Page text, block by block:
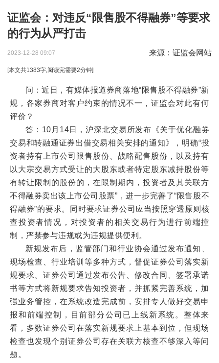
证监会：对违反“限售股不得融券”等要求
的行为从严打击
2023-12-28 09:07 来源：证监会网站
[本文共1383字,阅读完需要2分钟]
问：近日，有媒体报道券商落地“限售股不得融券”新
规，各家券商对客户约束的情况不一，证监会对此有何
评价？
答：10月14日，沪深北交易所发布《关于优化融券
交易和转融通证券出借交易相关安排的通知》，明确“投
资者持有上市公司限售股份、战略配售股份，以及持有
以大宗交易方式受让的大股东或者特定股东减持股份等
有转让限制的股份的，在限制期内，投资者及其关联方
不得融券卖出该上市公司股票”，进一步完善了“限售股不
得融券”的要求。同时要求证券公司应当按照穿透原则核
查投资者情况，对投资者的相关交易行为进行前端控
制，严禁参与违规或为违规提供便利。
新规发布后，监管部门和行业协会通过发布通知、
现场检查、行业培训等多种方式，督促证券公司落实新
规要求。证券公司通过发布公告、修改合同、签署承诺
书等方式将新规要求告知投资者，并抓紧完善系统，加
强业务管控，在系统改造完成前，安排专人做好交易申
报和前端控制，目前部分公司已上线新系统。整体来
看，多数证券公司在落实新规要求上基本到位，但现场
检查也发现个别证券公司存在关联方核查不够深入等问
题。